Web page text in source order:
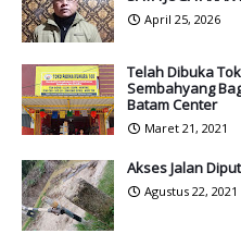
April 25, 2026
Telah Dibuka
Sembahyang
Batam Center
Maret 21, 2021
Akses Jalan
Agustus 22, 2021